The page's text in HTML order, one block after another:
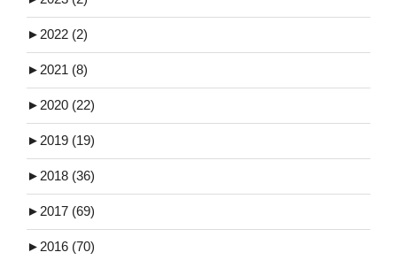
► 2022 (2)
► 2021 (8)
► 2020 (22)
► 2019 (19)
► 2018 (36)
► 2017 (69)
► 2016 (70)